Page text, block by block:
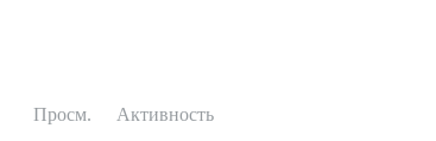
Просм. Активность